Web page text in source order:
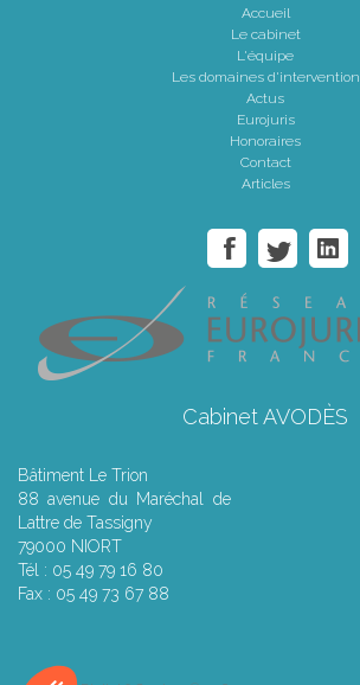
Accueil
Le cabinet
L'équipe
Les domaines d'intervention
Actus
Eurojuris
Honoraires
Contact
Articles
Cabinet AVODÈS
Bâtiment Le Trion
88 avenue du Maréchal de
Lattre de Tassigny
79000 NIORT
Tél : 05 49 79 16 80
Fax : 05 49 73 67 88